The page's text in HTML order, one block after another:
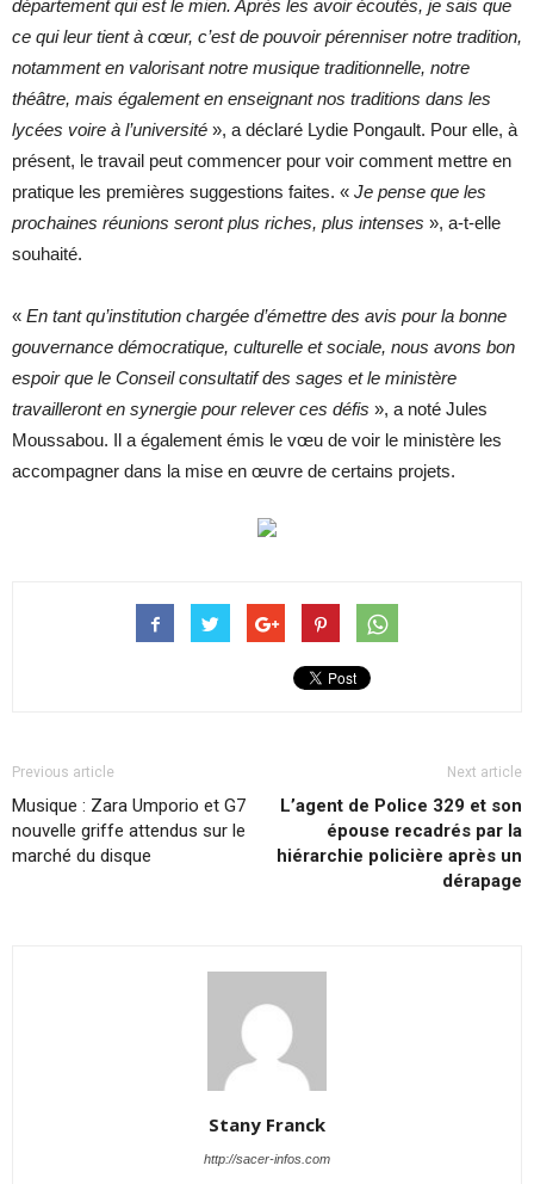
département qui est le mien. Après les avoir écoutés, je sais que
ce qui leur tient à cœur, c’est de pouvoir pérenniser notre tradition,
notamment en valorisant notre musique traditionnelle, notre
théâtre, mais également en enseignant nos traditions dans les
lycées voire à l’université », a déclaré Lydie Pongault. Pour elle, à
présent, le travail peut commencer pour voir comment mettre en
pratique les premières suggestions faites. « Je pense que les
prochaines réunions seront plus riches, plus intenses », a-t-elle
souhaité.
« En tant qu’institution chargée d’émettre des avis pour la bonne
gouvernance démocratique, culturelle et sociale, nous avons bon
espoir que le Conseil consultatif des sages et le ministère
travailleront en synergie pour relever ces défis », a noté Jules
Moussabou. Il a également émis le vœu de voir le ministère les
accompagner dans la mise en œuvre de certains projets.
Previous article
Musique : Zara Umporio et G7
nouvelle griffe attendus sur le
marché du disque
Next article
L’agent de Police 329 et son
épouse recadrés par la
hiérarchie policière après un
dérapage
Stany Franck
http://sacer-infos.com